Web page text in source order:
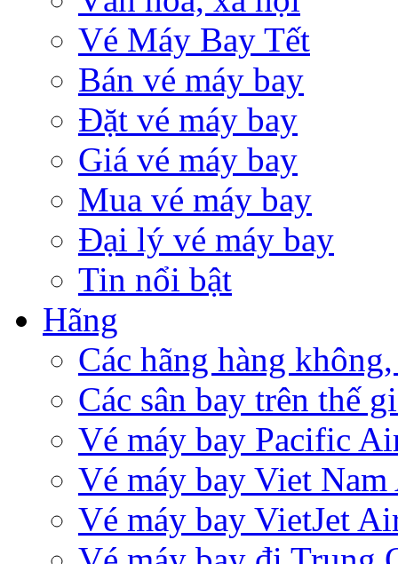
Vé Máy Bay Tết
Bán vé máy bay
Đặt vé máy bay
Giá vé máy bay
Mua vé máy bay
Đại lý vé máy bay
Tin nổi bật
Hãng
Các hãng hàng
Các sân bay trên thế
Vé máy bay Pacific
Vé máy bay Viet
Vé máy bay VietJet